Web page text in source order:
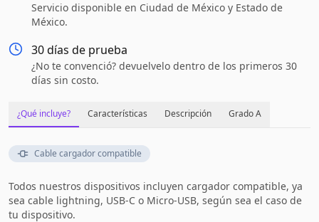
Servicio disponible en Ciudad de México y Estado de
México.
30 días de prueba
¿No te convenció? devuelvelo dentro de los primeros 30
días sin costo.
¿Qué incluye? Características Descripción Grado A
Cable cargador compatible
Todos nuestros dispositivos incluyen cargador compatible, ya
sea cable lightning, USB-C o Micro-USB, según sea el caso de
tu dispositivo.